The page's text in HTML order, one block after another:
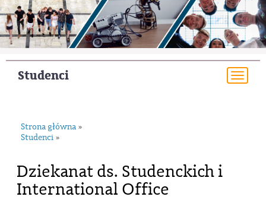
Studenci
Strona główna »
Studenci »
Dziekanat ds. Studenckich i
International Office